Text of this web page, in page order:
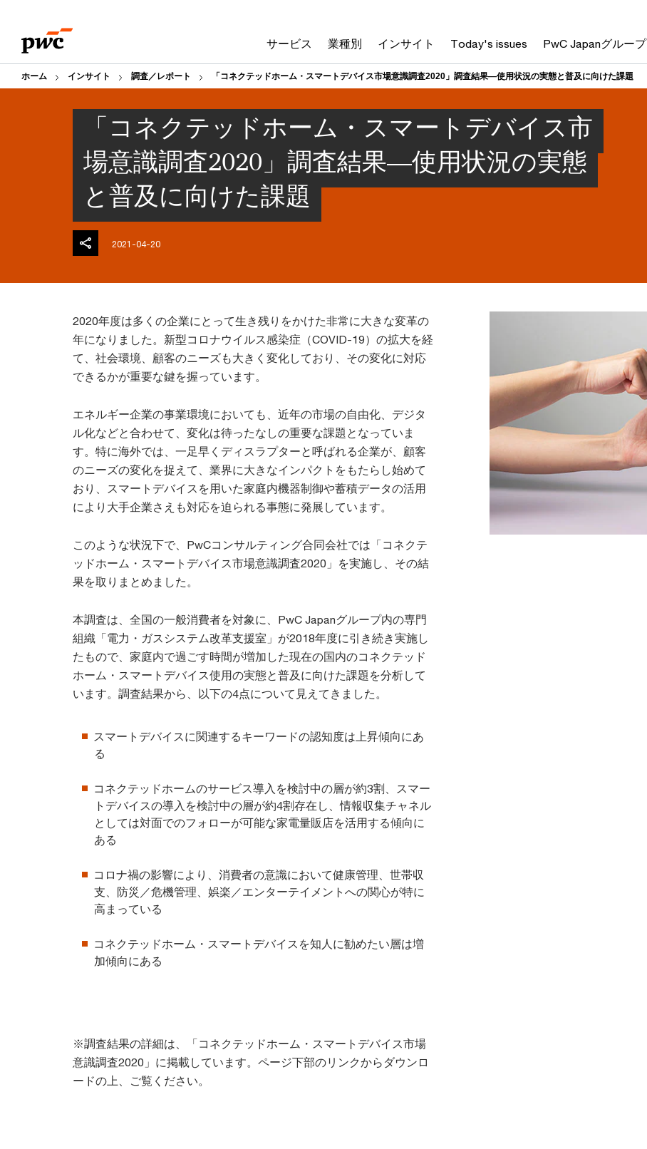
content
footer
サービス 業種別 インサイト Today's issues PwC Japanグループ
ホーム インサイト 調査／レポート 「コネクテッドホーム・スマートデバイス市場意識調査2020」調査結果―使用状況の実態と普及に向けた課題
「コネクテッドホーム・スマートデバイス市
場意識調査2020」調査結果―使用状況の実態
と普及に向けた課題
2021-04-20
2020年度は多くの企業にとって生き残りをかけた非常に大きな変革の
年になりました。新型コロナウイルス感染症（COVID-19）の拡大を経
て、社会環境、顧客のニーズも大きく変化しており、その変化に対応
できるかが重要な鍵を握っています。
エネルギー企業の事業環境においても、近年の市場の自由化、デジタ
ル化などと合わせて、変化は待ったなしの重要な課題となっていま
す。特に海外では、一足早くディスラプターと呼ばれる企業が、顧客
のニーズの変化を捉えて、業界に大きなインパクトをもたらし始めて
おり、スマートデバイスを用いた家庭内機器制御や蓄積データの活用
により大手企業さえも対応を迫られる事態に発展しています。
このような状況下で、PwCコンサルティング合同会社では「コネクテ
ッドホーム・スマートデバイス市場意識調査2020」を実施し、その結
果を取りまとめました。
本調査は、全国の一般消費者を対象に、PwC Japanグループ内の専門
組織「電力・ガスシステム改革支援室」が2018年度に引き続き実施し
たもので、家庭内で過ごす時間が増加した現在の国内のコネクテッド
ホーム・スマートデバイス使用の実態と普及に向けた課題を分析して
います。調査結果から、以下の4点について見えてきました。
スマートデバイスに関連するキーワードの認知度は上昇傾向にあ
る
コネクテッドホームのサービス導入を検討中の層が約3割、スマー
トデバイスの導入を検討中の層が約4割存在し、情報収集チャネル
としては対面でのフォローが可能な家電量販店を活用する傾向に
ある
コロナ禍の影響により、消費者の意識において健康管理、世帯収
支、防災／危機管理、娯楽／エンターテイメントへの関心が特に
高まっている
コネクテッドホーム・スマートデバイスを知人に勧めたい層は増
加傾向にある
※調査結果の詳細は、「コネクテッドホーム・スマートデバイス市場
意識調査2020」に掲載しています。ページ下部のリンクからダウンロ
ードの上、ご覧ください。